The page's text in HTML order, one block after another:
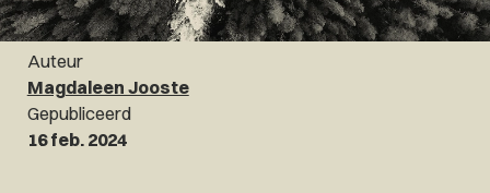
Auteur
Magdaleen Jooste
Gepubliceerd
16 feb. 2024